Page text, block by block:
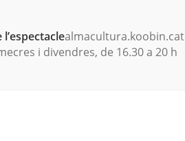
almacultura.koobin.cat
i divendres, de 16.30 a 20 h